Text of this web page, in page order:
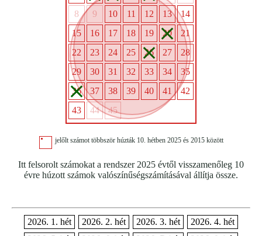
8
9 10 11 12 13
14
15
16 17 18 19 20
21
22
23 24 25 26 27
28
29
30 31 32 33 34
35
36
37 38 39 40 41
42
43
44 45
jelőlt számot többször húzták 10. hétben 2025 és 2015 között
Itt felsorolt számokat a rendszer 2025 évtől visszamenőleg 10
évre húzott számok valószínűségszámításával állítja össze.
2026. 1. hét 2026. 2. hét 2026. 3. hét
2026. 4. hét